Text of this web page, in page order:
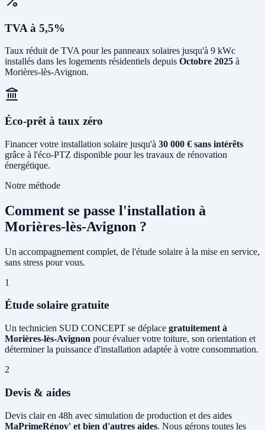
TVA à 5,5%
Taux réduit de TVA pour les panneaux solaires jusqu'à 9 kWc
installés dans les logements résidentiels depuis Octobre 2025 à
Morières-lès-Avignon.
Éco-prêt à taux zéro
Financer votre installation solaire jusqu'à 30 000 € sans intérêts
grâce à l'éco-PTZ disponible pour les travaux de rénovation
énergétique.
Notre méthode
Comment se passe l'installation à
Morières-lès-Avignon ?
Un accompagnement complet, de l'étude solaire à la mise en service,
sans stress pour vous.
1
Étude solaire gratuite
Un technicien SUD CONCEPT se déplace gratuitement à
Morières-lès-Avignon pour évaluer votre toiture, son orientation et
déterminer la puissance d'installation adaptée à votre consommation.
2
Devis & aides
Devis clair en 48h avec simulation de production et des aides
MaPrimeRénov' et bien d'autres aides. Nous gérons toutes les